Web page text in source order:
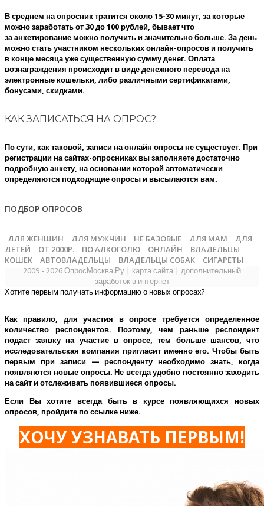
В среднем на опросник тратится около 15-30 минут, за которые
можно заработать от 30 до 100 рублей, бывает что
за анкетирование можно получить и значительно больше. За день
можно стать участником нескольких онлайн-опросов и получить
в конце месяца уже существенную сумму денег. Оплата
вознаграждения происходит в виде денежного перевода на
электронные кошельки, либо различными сертификатами,
бонусами, скидками.
КАК ЗАПИСАТЬСЯ НА ОПРОС?
По сути, как таковой, записи на онлайн опросы не существует. При
регистрации на сайтах-опросниках вы заполняете достаточно
подробную анкету, на основании которой автоматически
определяются подходящие опросы и высылаются вам.
ПОДБОР ОПРОСОВ
ДЛЯ ЖЕНЩИН ДЛЯ МУЖЧИН НЕ БАЗОВЫЕ ДЛЯ МАМ
ДЛЯ
ДЕТЕЙ
ОТ 2000Р. ПО АЛКОГОЛЮ ОНЛАЙН
ВЛАДЕЛЬЦЫ
КОШЕК
АВТОВЛАДЕЛЬЦЫ ВЛАДЕЛЬЦЫ СОБАК СИГАРЕТЫ
2009 - 2026 ОпросМосква.Ру карта сайта
дополнительный
заработок в интернет
Хотите первым получать информацию о новых опросах?
Как правило, для участия в опросе требуется определенное
количество респондентов. Поэтому, чем раньше респондент
подаст заявку на участие в опросе, тем больше шансов, что
исследовательская компания пригласит именно его.Чтобы быть
первым при записи — респонденту необходимо знать, когда
появляются новые опросы. Не всегда удобно постоянно заходить
на сайт и отслеживать появившиеся опросы.
Если Вы хотите всегда быть в курсе появляющихся новых
опросов, пройдите по ссылке ниже.
ХОЧУ УЗНАВАТЬ ПЕРВЫМ!